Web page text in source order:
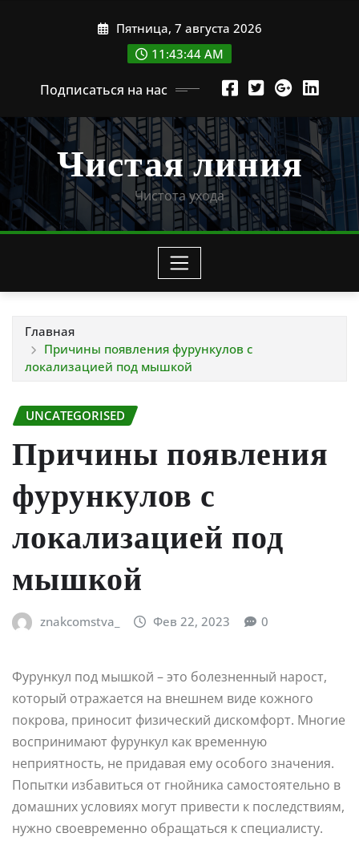
Пятница, 7 августа 2026
11:43:45 AM
Подписаться на нас
Чистая линия
Чистота ухода
Главная
Причины появления фурункулов с
локализацией под мышкой
UNCATEGORISED
Причины появления
фурункулов с
локализацией под
мышкой
znakcomstva_ Фев 22, 2023 0
Фурункул под мышкой – это болезненный нарост,
который отражается на внешнем виде кожного
покрова, приносит физический дискомфорт. Многие
воспринимают фурункул как временную
неприятность, не придавая ему особого значения.
Попытки избавиться от гнойника самостоятельно в
домашних условиях могут привести к последствиям,
нужно своевременно обращаться к специалисту.